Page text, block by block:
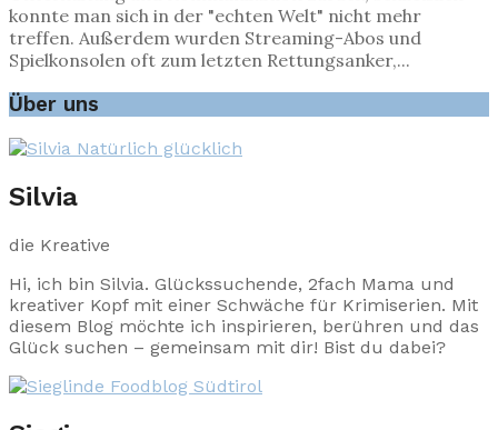
konnte man sich in der "echten Welt" nicht mehr
treffen. Außerdem wurden Streaming-Abos und
Spielkonsolen oft zum letzten Rettungsanker,...
Über uns
Silvia
die Kreative
Hi, ich bin Silvia. Glückssuchende, 2fach Mama und
kreativer Kopf mit einer Schwäche für Krimiserien. Mit
diesem Blog möchte ich inspirieren, berühren und das
Glück suchen – gemeinsam mit dir! Bist du dabei?